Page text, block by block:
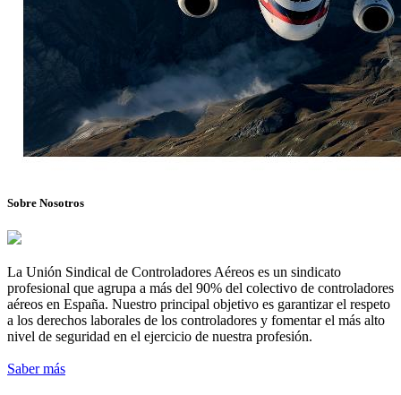
Sobre Nosotros
La Unión Sindical de Controladores Aéreos es un sindicato
profesional que agrupa a más del 90% del colectivo de controladores
aéreos en España. Nuestro principal objetivo es garantizar el respeto
a los derechos laborales de los controladores y fomentar el más alto
nivel de seguridad en el ejercicio de nuestra profesión.
Saber más